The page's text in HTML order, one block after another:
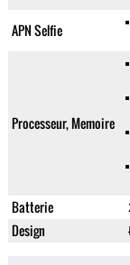
APN Selfie
Processeur, Memoire
Batterie
Design